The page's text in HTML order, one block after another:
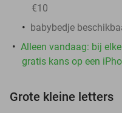
€10
babybedje
Alleen vandaag: bij
gratis kans op een
Grote kleine letters